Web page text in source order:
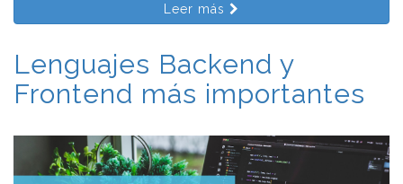
Leer más
Lenguajes Backend y
Frontend más importantes